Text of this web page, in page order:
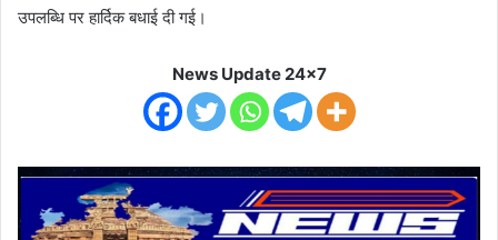
उपलब्धि पर हार्दिक बधाई दी गई।
News Update 24x7